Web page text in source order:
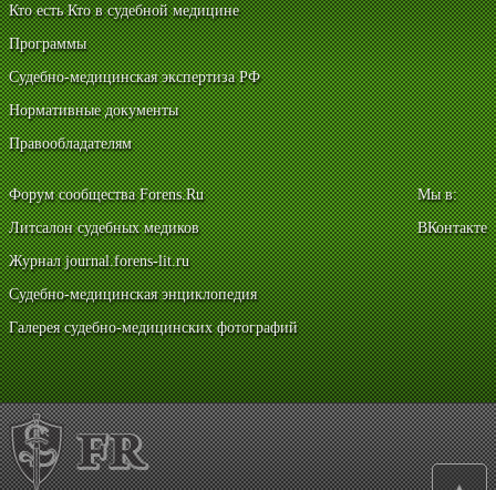
Кто есть Кто в судебной медицине
Программы
Судебно-медицинская экспертиза РФ
Нормативные документы
Правообладателям
Форум сообщества Forens.Ru
Литсалон судебных медиков
Журнал journal.forens-lit.ru
Судебно-медицинская энциклопедия
Галерея судебно-медицинских фотографий
Мы в:
ВКонтакте